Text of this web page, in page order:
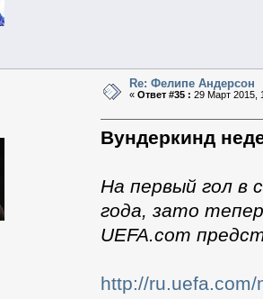
Re: Фелипе Андерсон
«Ответ #35 : 29 Март 2015,
Вундеркинд
На первый гол в
года, зато
UEFA.com
http://